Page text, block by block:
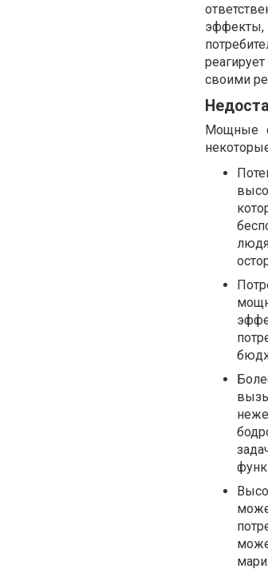
эффекты,
своими
Мощные